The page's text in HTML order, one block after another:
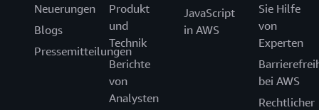
Neuerungen
Blogs
Pressemitteilungen
Produkt
und
Technik
Berichte
von
Analysten
JavaScript
in AWS
Sie Hilfe
von
Experten
bei AWS
Rechtlicher